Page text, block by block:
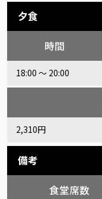
夕食
時間
18:00 ～ 20:00
2,310円
備考
食堂席数